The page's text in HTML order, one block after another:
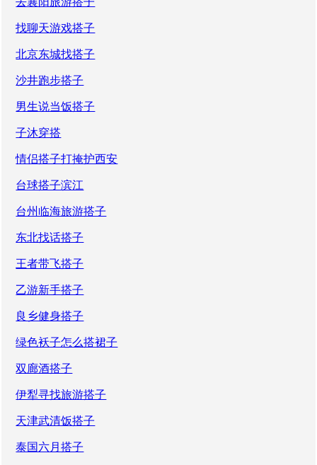
找聊天游戏搭子
北京东城找搭子
沙井跑步搭子
男生说当饭搭子
子沐穿搭
情侣搭子打掩护西安
台球搭子滨江
台州临海旅游搭子
东北找话搭子
王者带飞搭子
乙游新手搭子
良乡健身搭子
绿色袄子怎么搭裙子
双廊酒搭子
伊犁寻找旅游搭子
天津武清饭搭子
泰国六月搭子